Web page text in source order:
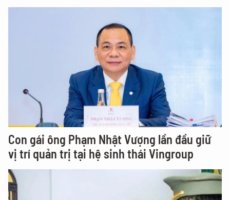
Con gái ông Phạm Nhật Vượng lần đầu giữ
vị trí quản trị tại hệ sinh thái Vingroup